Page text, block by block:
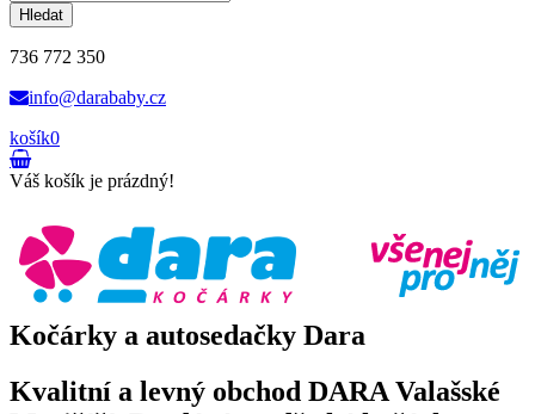
Hledat
736 772 350
info@darababy.cz
košík0
Váš košík je prázdný!
Kočárky a autosedačky Dara
Kvalitní a levný obchod DARA Valašské